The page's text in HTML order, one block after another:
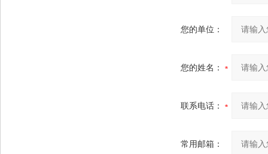
您的单位：
您的姓名：
联系电话：
常用邮箱：